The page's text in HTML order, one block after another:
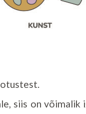
siis on